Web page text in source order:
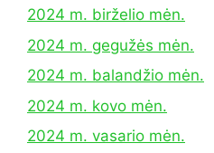
2024 m. birželio mėn.
2024 m. gegužės mėn.
2024 m. balandžio mėn.
2024 m. kovo mėn.
2024 m. vasario mėn.